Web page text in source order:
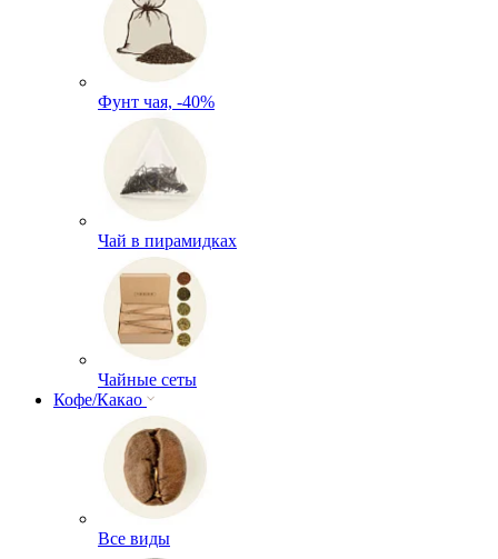
Фунт чая, -40%
Чай в пирамидках
Чайные сеты
Кофе/Какао
Все виды